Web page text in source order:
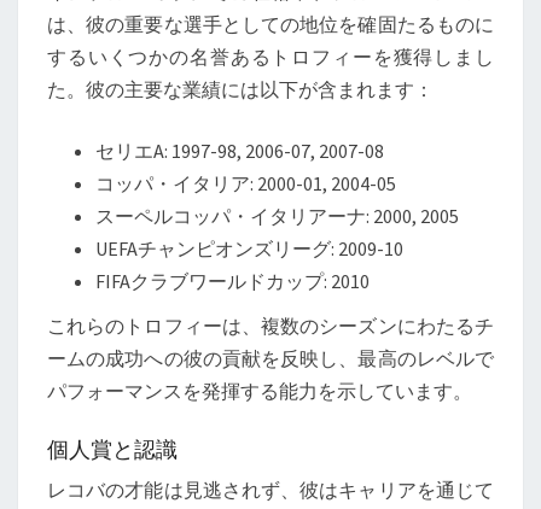
は、彼の重要な選手としての地位を確固たるものに
するいくつかの名誉あるトロフィーを獲得しまし
た。彼の主要な業績には以下が含まれます：
セリエA: 1997-98, 2006-07, 2007-08
コッパ・イタリア: 2000-01, 2004-05
スーペルコッパ・イタリアーナ: 2000, 2005
UEFAチャンピオンズリーグ: 2009-10
FIFAクラブワールドカップ: 2010
これらのトロフィーは、複数のシーズンにわたるチ
ームの成功への彼の貢献を反映し、最高のレベルで
パフォーマンスを発揮する能力を示しています。
個人賞と認識
レコバの才能は見逃されず、彼はキャリアを通じて